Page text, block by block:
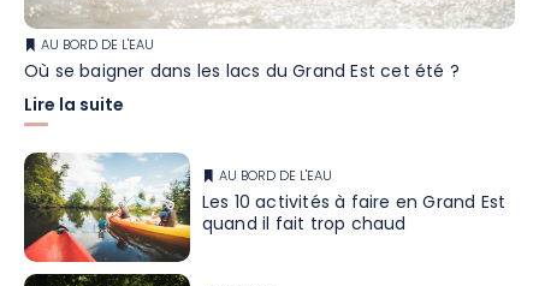
AU BORD DE L'EAU
Où se baigner dans les lacs du Grand Est cet été ?
Lire la suite
AU BORD DE L'EAU
Les 10 activités à faire en Grand Est
quand il fait trop chaud